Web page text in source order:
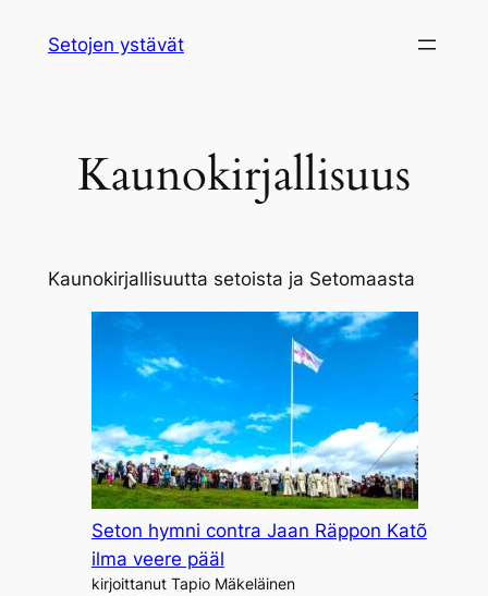
sisältöön
Setojen ystävät
Kaunokirjallisuus
Kaunokirjallisuutta setoista ja Setomaasta
Seton hymni contra Jaan Räppon Katõ
ilma veere pääl
kirjoittanut Tapio Mäkeläinen